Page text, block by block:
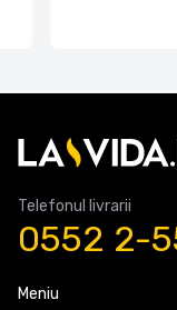
Telefonul livrarii
0552 2-
Meniu